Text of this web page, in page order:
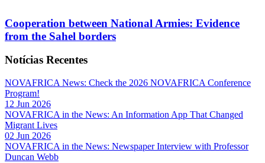
Cooperation between National Armies: Evidence
from the Sahel borders
Notícias Recentes
NOVAFRICA News: Check the 2026 NOVAFRICA Conference
Program!
12 Jun 2026
NOVAFRICA in the News: An Information App That Changed
Migrant Lives
02 Jun 2026
NOVAFRICA in the News: Newspaper Interview with Professor
Duncan Webb